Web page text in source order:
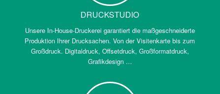
DRUCKSTUDIO
Unsere In-House-Druckerei garantiert die maßgeschneiderte
Produktion Ihrer Drucksachen. Von der Visitenkarte bis zum
Großdruck. Digitaldruck, Offsetdruck, Großformatdruck,
Grafikdesign …